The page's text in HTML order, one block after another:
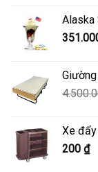
Alaska
Xe
200 ₫